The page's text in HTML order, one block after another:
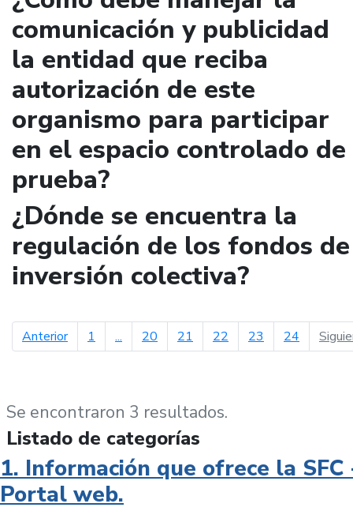
comunicación y publicidad
la entidad que reciba
autorización de este
organismo para participar
en el espacio controlado de
prueba?
¿Dónde se encuentra la
regulación de los fondos de
inversión colectiva?
Anteriorpágina anterior
1 ... 20 21 22 23 24
Se encontraron 3 resultados.
Listado de categorías
1. Información que ofrece la SFC
Portal web.